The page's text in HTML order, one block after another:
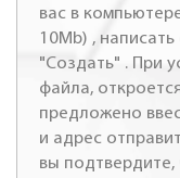
вас в
10Mb) ,
"Создать" . При
файла,
предложено
и адрес
вы подтвердите,